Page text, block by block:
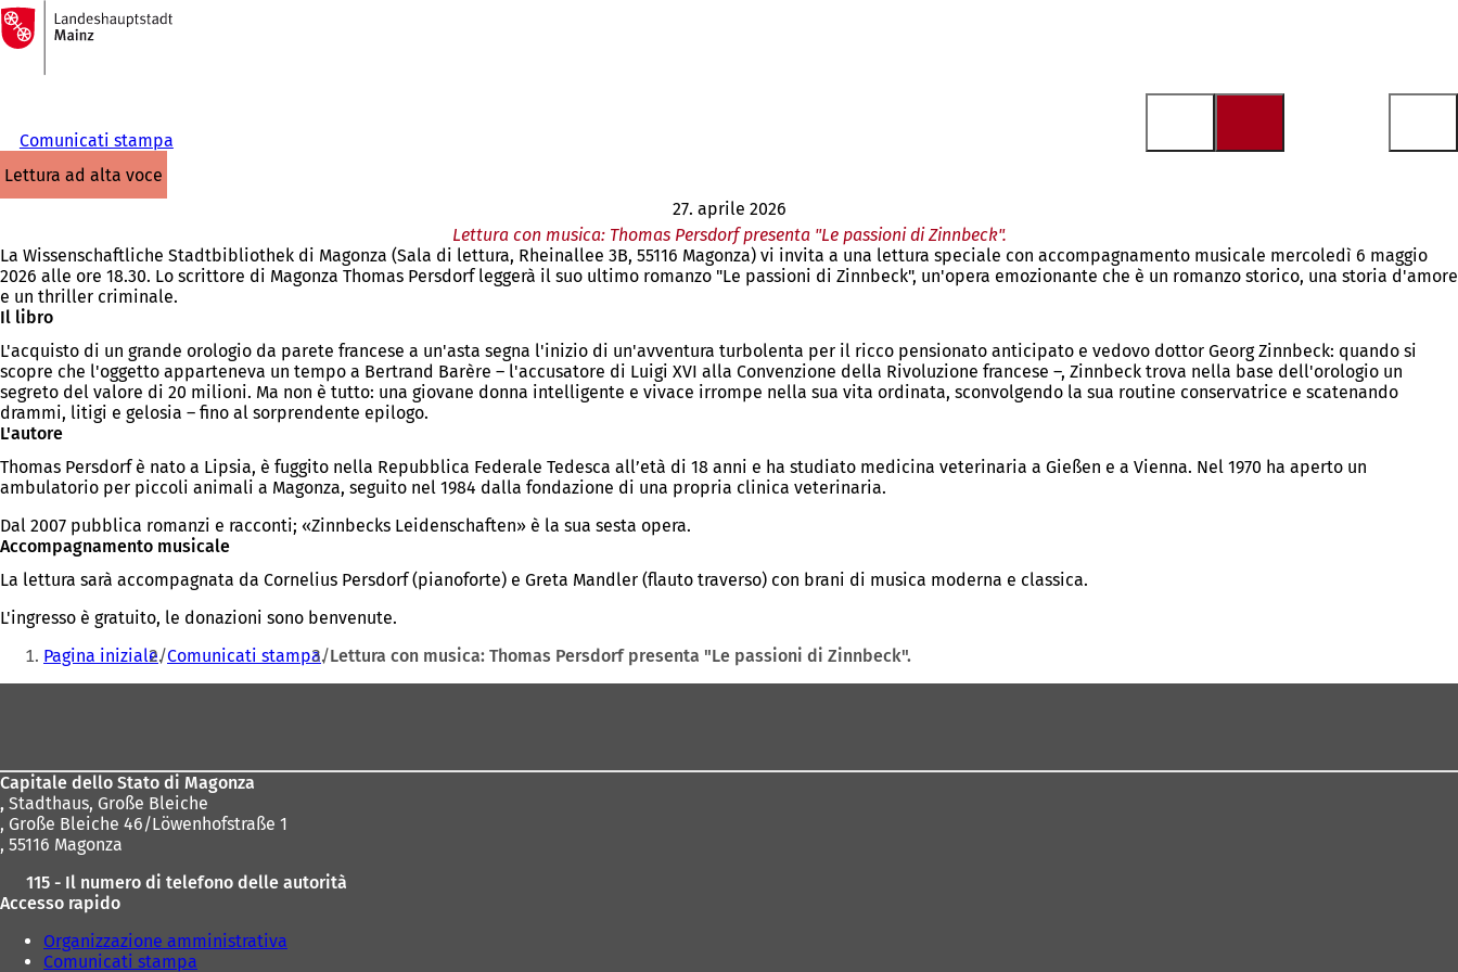
Vai al contenuto
Alla
pagina
iniziale
Comunicati stampa
lettura ad alta voce
27. aprile 2026
Lettura con musica: Thomas Persdorf presenta "Le passioni di Zinnbeck".
La Wissenschaftliche Stadtbibliothek di Magonza (Sala di lettura, Rheinallee 3B, 55116 Magonza) vi invita a una lettura speciale con accompagnamento musicale mercoledì 6 maggio
2026 alle ore 18.30. Lo scrittore di Magonza Thomas Persdorf leggerà il suo ultimo romanzo "Le passioni di Zinnbeck", un'opera emozionante che è un romanzo storico, una storia d'amore
e un thriller criminale.
Il libro
L'acquisto di un grande orologio da parete francese a un'asta segna l'inizio di un'avventura turbolenta per il ricco pensionato anticipato e vedovo dottor Georg Zinnbeck: quando si
scopre che l'oggetto apparteneva un tempo a Bertrand Barère – l'accusatore di Luigi XVI alla Convenzione della Rivoluzione francese –, Zinnbeck trova nella base dell'orologio un
segreto del valore di 20 milioni. Ma non è tutto: una giovane donna intelligente e vivace irrompe nella sua vita ordinata, sconvolgendo la sua routine conservatrice e scatenando
drammi, litigi e gelosia – fino al sorprendente epilogo.
L'autore
Thomas Persdorf è nato a Lipsia, è fuggito nella Repubblica Federale Tedesca all’età di 18 anni e ha studiato medicina veterinaria a Gießen e a Vienna. Nel 1970 ha aperto un
ambulatorio per piccoli animali a Magonza, seguito nel 1984 dalla fondazione di una propria clinica veterinaria.
Dal 2007 pubblica romanzi e racconti; «Zinnbecks Leidenschaften» è la sua sesta opera.
Accompagnamento musicale
La lettura sarà accompagnata da Cornelius Persdorf (pianoforte) e Greta Mandler (flauto traverso) con brani di musica moderna e classica.
L'ingresso è gratuito, le donazioni sono benvenute.
Siete
qui:
Pagina iniziale Comunicati stampa Lettura con musica: Thomas Persdorf presenta "Le passioni di Zinnbeck".
Capitale dello Stato di Magonza
, Stadthaus, Große Bleiche
, Große Bleiche 46/Löwenhofstraße 1
, 55116 Magonza
115 - Il numero di telefono delle autorità
Accesso rapido
Organizzazione amministrativa
Comunicati stampa